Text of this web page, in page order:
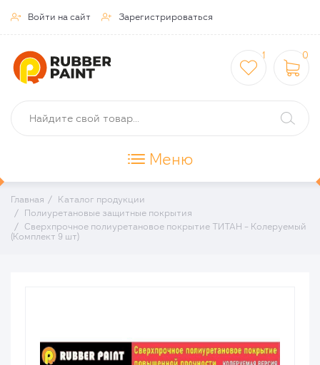
 Войти на сайт  Зарегистрироваться
1

0


Меню
Главная
Каталог продукции
Полиуретановые защитные покрытия
Сверхпрочное полиуретановое покрытие ТИТАН - Колеруемый
(Комплект 9 шт)